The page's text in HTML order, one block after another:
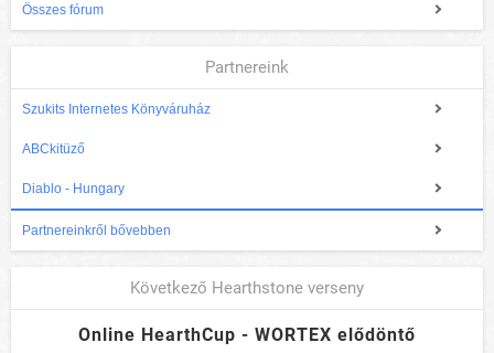
Összes fórum
Partnereink
Szukits Internetes Könyváruház
ABCkitüző
Diablo - Hungary
Partnereinkről bővebben
Következő Hearthstone verseny
Online HearthCup - WORTEX elődöntő